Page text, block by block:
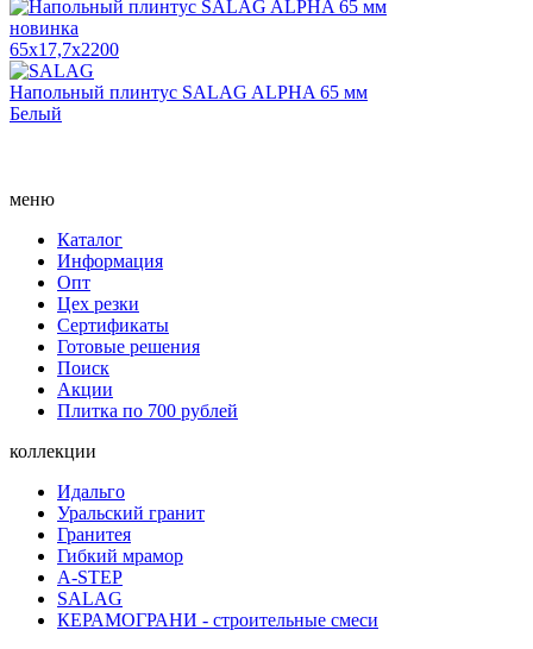
новинка
65x17,7x2200
Напольный плинтус SALAG ALPHA 65 мм
Белый
меню
Каталог
Информация
Опт
Цех резки
Сертификаты
Готовые решения
Поиск
Акции
Плитка по 700 рублей
коллекции
Идальго
Уральский гранит
Гранитея
Гибкий мрамор
A-STEP
SALAG
КЕРАМОГРАНИ - строительные смеси